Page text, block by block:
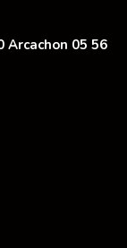
Arcachon 05 56